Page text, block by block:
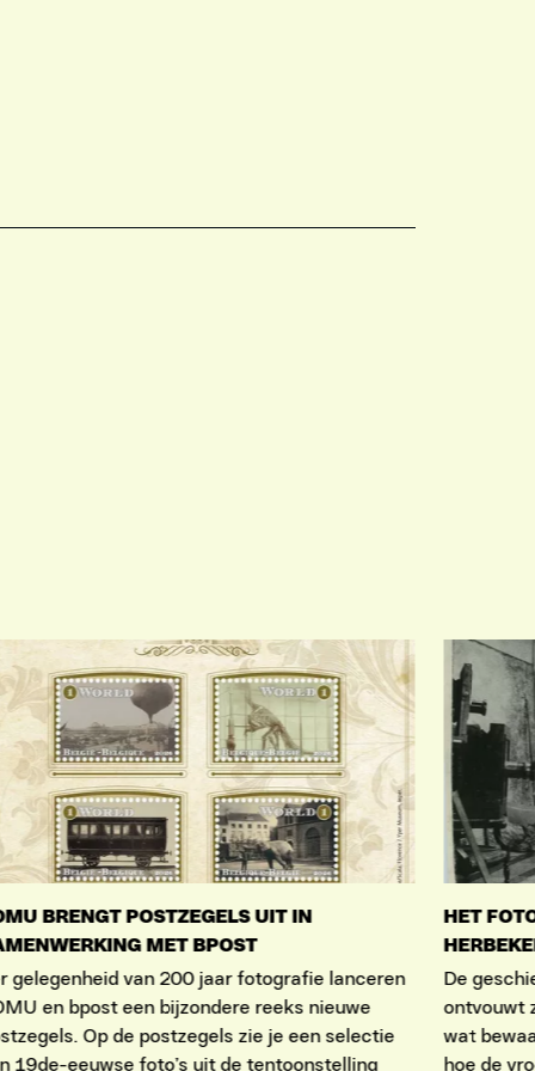
BRENGT POSTZEGELS UIT IN
MET BPOST
gelegenheid van 200 jaar fotografie lanceren
en bpost een bijzondere reeks nieuwe
Op de postzegels zie je een selectie
19de-eeuwse foto’s uit de tentoonstelling
HET
De
ontvouwt
wat
hoe de